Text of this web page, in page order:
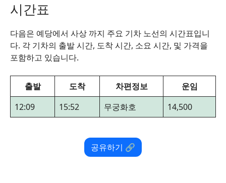
시간표
다음은 예당에서 사상 까지 주요 기차 노선의 시간표입니
다. 각 기차의 출발 시간, 도착 시간, 소요 시간, 및 가격을
포함하고 있습니다.
출발 도착 차편정보
운임
12:09
15:52 무궁화호 14,500
공유하기 🔗